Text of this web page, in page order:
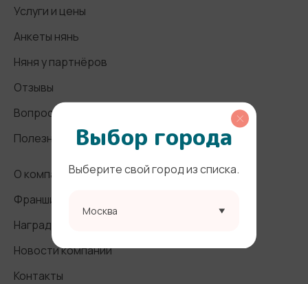
Услуги и цены
Анкеты нянь
Няня у партнёров
Отзывы
Вопросы и ответы
Полезные статьи
О компании
Франшиза
Награды и СМИ
Новости компании
Контакты
Выбор города
Выберите свой город из списка.
Москва